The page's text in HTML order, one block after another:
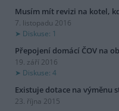
Musím mít revizi na kotel,
7. listopadu 2016
Diskuse: 1
Přepojení domácí ČOV na
19. září 2016
Diskuse: 4
Existuje dotace na výměnu
23. října 2015